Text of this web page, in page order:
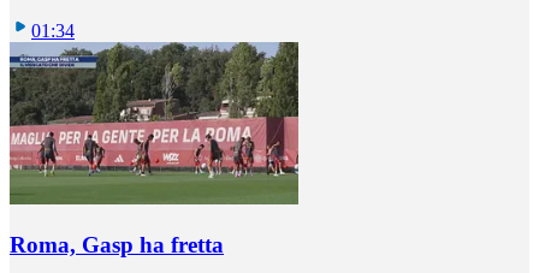
01:34
Roma, Gasp ha fretta